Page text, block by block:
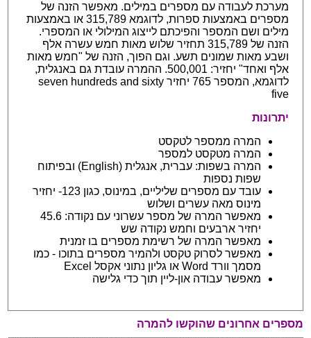
מערכת לעבודה עם מספרים במילים. מאפשר הזנה של
מספרים באמצעות ספרות, לדוגמא 315,789 או באמצעות
מילים ושם המספר והפיכתם לייצוג המילולי או המספרי.
הזנה של 315,789 תחזיר שלוש מאות חמש עשרה אלף
ושבע מאות שמונים תשע. וגם הפוך, הזנה של "חמש מאות
אלף ואחד" יחזיר: 500,001. ההמרה עובדת גם באנגלית,
לדוגמא, המספר 765 יחזיר seven hundreds and sixty
five
יתרונות
המרה ממספר לטקסט
המרה מטקסט למספר
המרה בשפות: עברית, אנגלית (English) ובפיתוח
שפות נספות
עובד עם מספרים שליליים, במינוס, כגון 123- יחזיר
מינוס מאה עשרים ושלוש
מאפשר המרה של מספר עשרוני עם נקודה: 45.6
יחזיר ארבעים וחמש נקודה שש
מאפשר המרה של רשימת מספרים בו זמנית
מאפשר לסרוק טקסט ולהמיר מספרים בתוכו - כמו
מסמך וורד Word או גליון נתוני אקסל Excel
מאפשר עבודה און-ליין תוך כדי גלישה
מספרים אחרונים שהוקשו להמרה